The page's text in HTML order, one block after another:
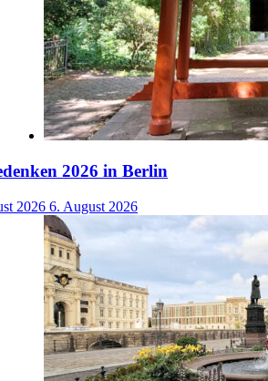
2026 in Berlin
2026 6. August 2026